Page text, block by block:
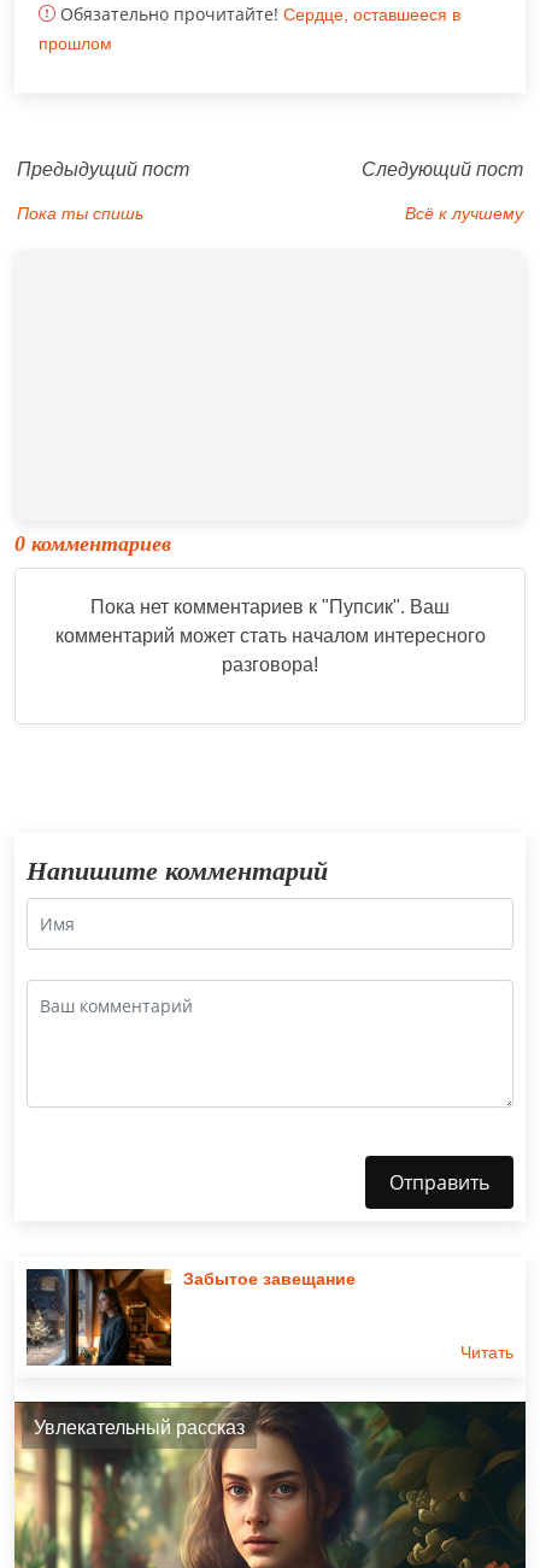
Обязательно прочитайте! Сердце, оставшееся в
прошлом
Предыдущий пост
Пока ты спишь
Следующий пост
Всё к лучшему
0 комментариев
Пока нет комментариев к "Пупсик". Ваш
комментарий может стать началом интересного
разговора!
Напишите комментарий
Отправить
Забытое завещание
Читать
Увлекательный рассказ